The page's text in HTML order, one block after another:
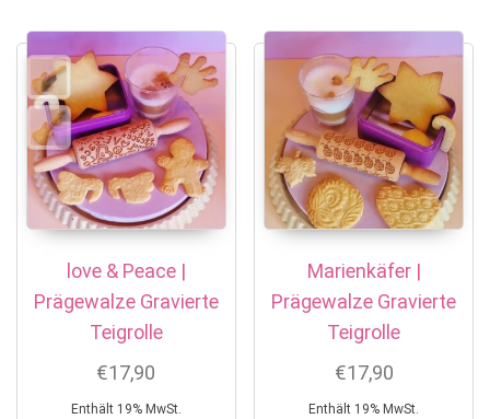
love & Peace |
Prägewalze Gravierte
Teigrolle
€17,90
Enthält 19% MwSt.
Marienkäfer |
Prägewalze Gravierte
Teigrolle
€17,90
Enthält 19% MwSt.